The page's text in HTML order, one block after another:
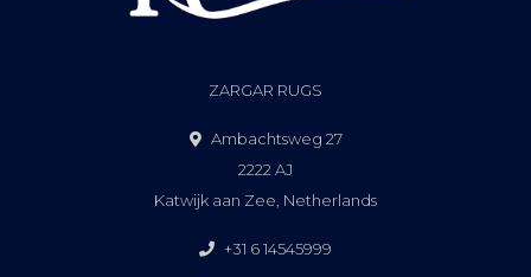
ZARGAR RUGS
Ambachtsweg 27
2222 AJ
Katwijk aan Zee, Netherlands
+31 6 14545999